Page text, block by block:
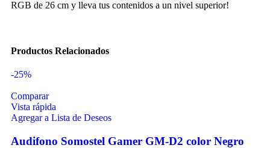
RGB de 26 cm y lleva tus contenidos a un nivel superior!
Productos Relacionados
-25%
Comparar
Vista rápida
Agregar a Lista de Deseos
Audifono Somostel Gamer GM-D2 color Negro